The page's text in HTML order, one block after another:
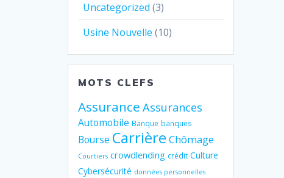
Uncategorized (3)
Usine Nouvelle (10)
MOTS CLEFS
Assurance Assurances
Automobile Banque banques
Bourse Carrière Chômage
Courtiers crowdlending crédit Culture
Cybersécurité données personnelles